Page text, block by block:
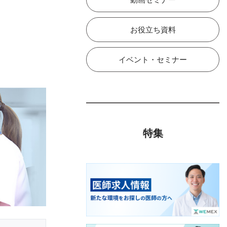
お役立ち資料
イベント・セミナー
特集